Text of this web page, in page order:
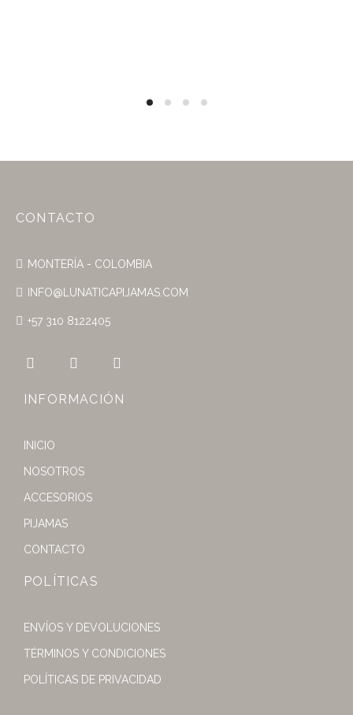
CONTACTO
MONTERÍA - COLOMBIA
INFO@LUNATICAPIJAMAS.COM
+57 310 8122405
INFORMACIÓN
INICIO
NOSOTROS
ACCESORIOS
PIJAMAS
CONTACTO
POLÍTICAS
ENVÍOS Y DEVOLUCIONES
TÉRMINOS Y CONDICIONES
POLÍTICAS DE PRIVACIDAD